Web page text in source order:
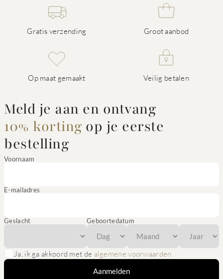
Gratis verzending Groot aanbod
Op maat gemaakt Veilig betalen
Meld je aan en ontvang
10% korting op je eerste
bestelling
Voornaam
E-mailadres
Geslacht Geboortedatum
Ja, ik ga akkoord met de algemene voorwaarden
Aanmelden